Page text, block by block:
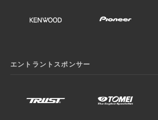
エントラントスポンサー